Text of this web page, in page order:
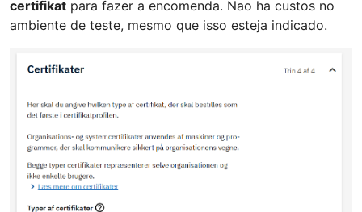
certifikat para fazer a encomenda. Nao ha custos no
ambiente de teste, mesmo que isso esteja indicado.